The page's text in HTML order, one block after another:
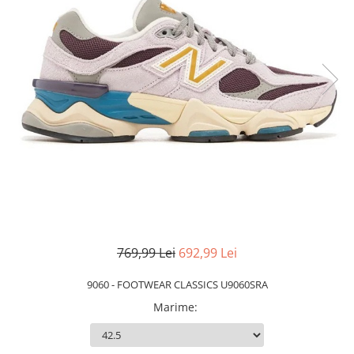
Slapi barbati
Pantofi sport femei
Slapi femei
Sandale & Slapi copii
769,99 Lei 692,99 Lei
9060 - FOOTWEAR CLASSICS U9060SRA
Marime: